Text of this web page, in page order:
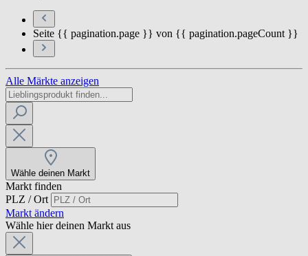
Seite {{ pagination.page }} von {{ pagination.pageCount }}
Alle Märkte anzeigen
Wähle deinen Markt
Markt finden
PLZ / Ort
Markt ändern
Wähle hier deinen Markt aus